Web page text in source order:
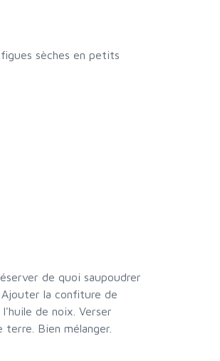
sèches en petits
de quoi saupoudrer
la confiture de
de noix. Verser
Bien mélanger.